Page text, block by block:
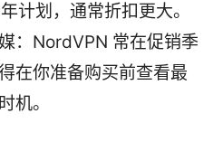
计划，通常折扣更大。
：NordVPN 常在促销季
在你准备购买前查看最
机。